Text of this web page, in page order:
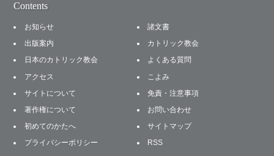
Contents
お知らせ
諸文書
出版案内
カトリック教会
日本のカトリック教会
よくある質問
アクセス
こよみ
サイトについて
免責・注意事項
著作権について
お問い合わせ
初めてのかたへ
サイトマップ
プライバシーポリシー
RSS